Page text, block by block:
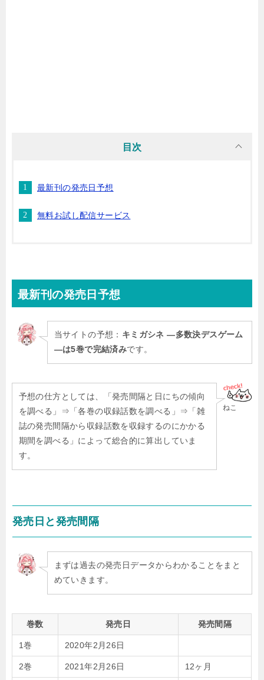
目次
最新刊の発売日予想
無料お試し配信サービス
最新刊の発売日予想
当サイトの予想： キミガシネ ―多数決デスゲーム
―は5巻で完結済みです。
ねこ
予想の仕方としては、「発売間隔と日にちの傾向
を調べる」⇒「各巻の収録話数を調べる」⇒「雑
誌の発売間隔から収録話数を収録するのにかかる
期間を調べる」によって総合的に算出していま
す。
発売日と発売間隔
まずは過去の発売日データからわかることをまと
めていきます。
巻数 発売日 発売間隔
1巻 2020年2月26日
2巻 2021年2月26日 12ヶ月